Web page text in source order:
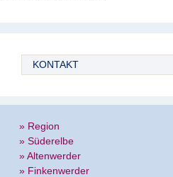
KONTAKT
» Region
» Süderelbe
» Altenwerder
» Finkenwerder